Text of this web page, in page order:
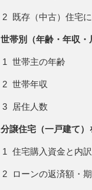
既存（中古）住宅
世帯別（年齢・年収
世帯主の年齢
世帯年収
居住人数
分譲住宅（一戸建て
住宅購入資金と内訳
ローンの返済額・